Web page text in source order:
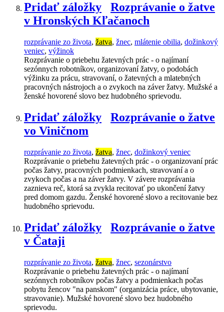
Pridať záložky
Rozprávanie o žatve
v Hronských Kľačanoch
rozprávanie zo života, žatva, žnec, mlátenie obilia, dožinkový
veniec, výžinok
Rozprávanie o priebehu žatevných prác - o najímaní
sezónnych robotníkov, organizovaní žatvy, o podobách
výžinku za prácu, stravovaní, o žatevných a mlatebných
pracovných nástrojoch a o zvykoch na záver žatvy. Mužské a
ženské hovorené slovo bez hudobného sprievodu.
Pridať záložky
Rozprávanie o žatve
vo Viničnom
rozprávanie zo života, žatva, žnec, dožinkový veniec
Rozprávanie o priebehu žatevných prác - o organizovaní prác
počas žatvy, pracovných podmienkach, stravovaní a o
zvykoch počas a na záver žatvy. V závere rozprávania
zaznieva reč, ktorá sa zvykla recitovať po ukončení žatvy
pred domom gazdu. Ženské hovorené slovo a recitovanie bez
hudobného sprievodu.
Pridať záložky
Rozprávanie o žatve
v Čataji
rozprávanie zo života, žatva, žnec, sezonárstvo
Rozprávanie o priebehu žatevných prác - o najímaní
sezónnych robotníkov počas žatvy a podmienkach počas
pobytu žencov "na panskom" (organizácia práce, ubytovanie,
stravovanie). Mužské hovorené slovo bez hudobného
sprievodu.